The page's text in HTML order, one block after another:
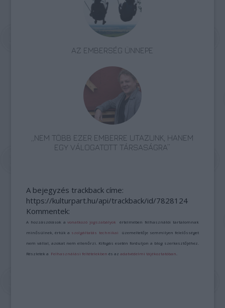
AZ EMBERSÉG ÜNNEPE
„NEM TÖBB EZER EMBERRE UTAZUNK, HANEM
EGY VÁLOGATOTT TÁRSASÁGRA”
A bejegyzés trackback címe:
https://kulturpart.hu/api/trackback/id/7828124
Kommentek:
A hozzászólások avonatkozó jogszabályok értelmében felhasználói tartalomnak
minősülnek, értük a szolgáltatás technikai üzemeltetője semmilyen felelősséget
nem vállal, azokat nem ellenőrzi. Kifogás esetén forduljon a blog szerkesztőjéhez.
Részletek a Felhasználási feltételekben és azadatvédelmi tájékoztatóban